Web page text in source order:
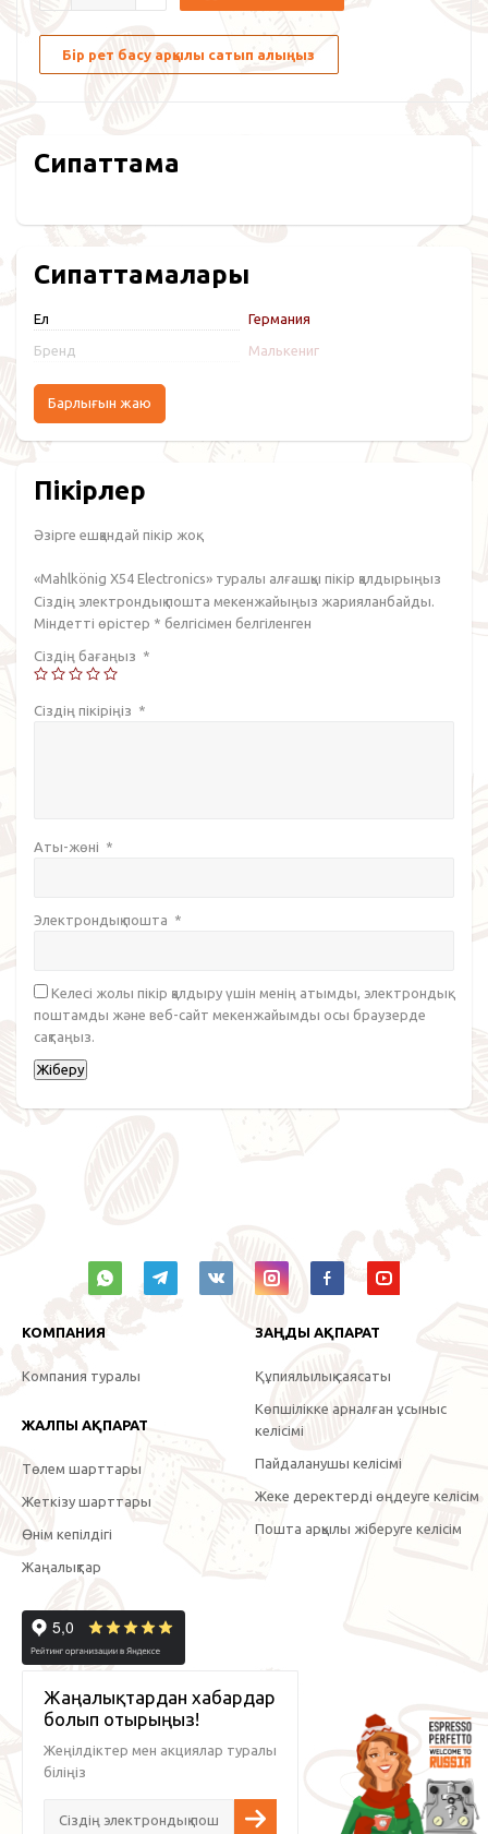
Бір рет басу арқылы сатып алыңыз
Сипаттама
Сипаттамалары
Ел Германия
Бренд Малькениг
Барлығын жаю
Пікірлер
Әзірге ешқандай пікір жоқ.
«Mahlkönig X54 Electronics» туралы алғашқы пікір қалдырыңыз
Сіздің электрондық пошта мекенжайыңыз жарияланбайды.
Міндетті өрістер * белгісімен белгіленген
Сіздің бағаңыз *
Сіздің пікіріңіз *
Аты-жөні *
Электрондық пошта *
Келесі жолы пікір қалдыру үшін менің атымды, электрондық
поштамды және веб-сайт мекенжайымды осы браузерде
сақтаңыз.
КОМПАНИЯ
Компания туралы
ЖАЛПЫ АҚПАРАТ
Төлем шарттары
Жеткізу шарттары
Өнім кепілдігі
Жаңалықтар
ЗАҢДЫ АҚПАРАТ
Құпиялылық саясаты
Көпшілікке арналған ұсыныс
келісімі
Пайдаланушы келісімі
Жеке деректерді өңдеуге келісім
Пошта арқылы жіберуге келісім
Жаңалықтардан хабардар
болып отырыңыз!
Жеңілдіктер мен акциялар туралы
біліңіз